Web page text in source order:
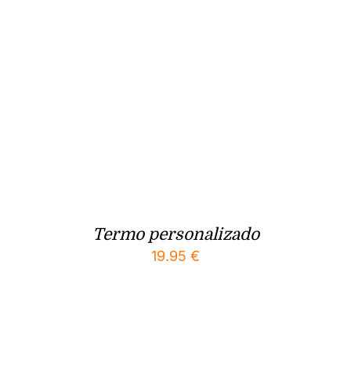
Termo personalizado
19.95 €